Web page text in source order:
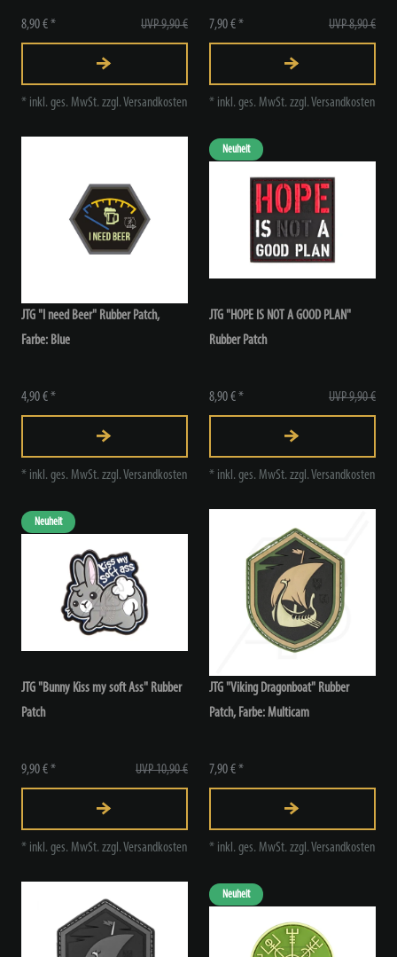
UVP 9,90 €
8,90 € *
* inkl. ges. MwSt. zzgl.Versandkosten
UVP 8,90 €
7,90 € *
* inkl. ges. MwSt. zzgl.Versandkosten
JTG "I need Beer" Rubber Patch,
Farbe: Blue
4,90 € *
* inkl. ges. MwSt. zzgl.Versandkosten
Neuheit
JTG "HOPE IS NOT A GOOD PLAN"
Rubber Patch
UVP 9,90 €
8,90 € *
* inkl. ges. MwSt. zzgl.Versandkosten
Neuheit
JTG "Bunny Kiss my soft Ass" Rubber
Patch
UVP 10,90 €
9,90 € *
* inkl. ges. MwSt. zzgl.Versandkosten
JTG "Viking Dragonboat" Rubber
Patch, Farbe: Multicam
7,90 € *
* inkl. ges. MwSt. zzgl.Versandkosten
Neuheit